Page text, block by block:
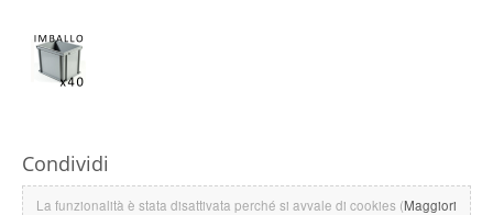
Condividi
La funzionalità è stata disattivata perché si avvale di cookies (Maggiori